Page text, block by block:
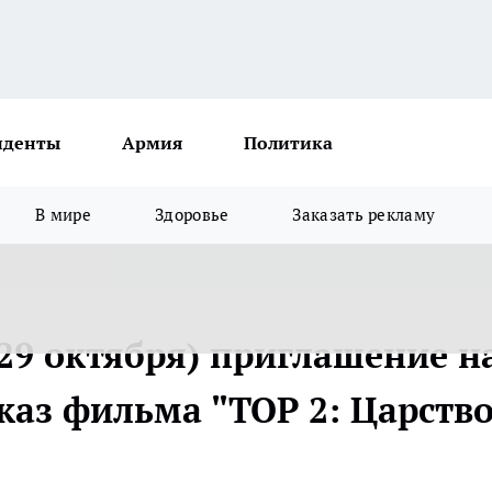
Армия Политика
В мире Здоровье Заказать рекламу
октября) приглашение
фильма "ТОР 2: